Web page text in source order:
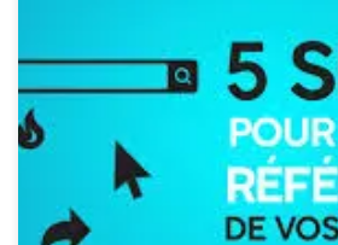
Le Référencement sur YouTube :
Vidéos Le référencement sur YouTube est
pour maximiser la visibilité de vos vidéos
plus large. En tant que deuxième moteur
utilisé au monde, YouTube offre une